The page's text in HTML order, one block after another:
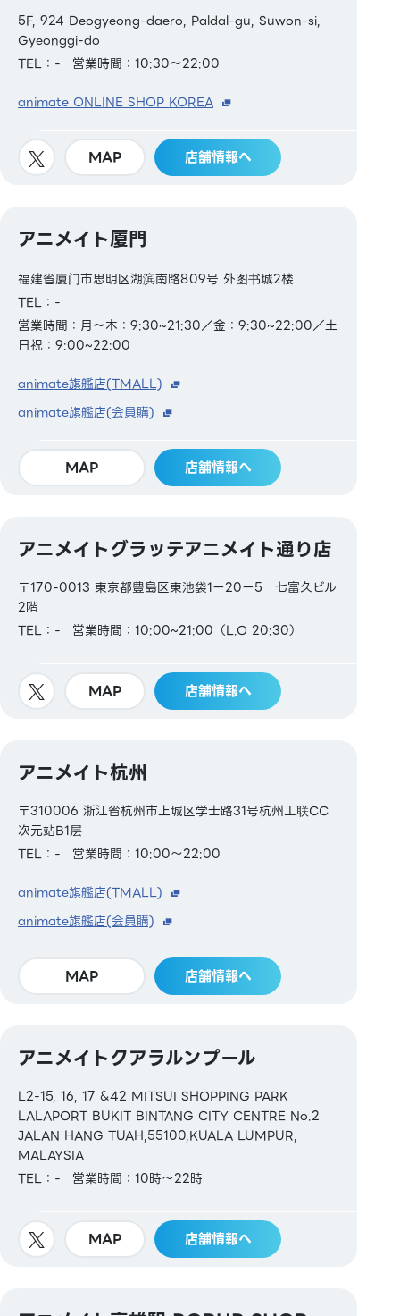
5F, 924 Deogyeong-daero, Paldal-gu, Suwon-si,
Gyeonggi-do
TEL：-
営業時間：10:30～22:00
animate ONLINE SHOP KOREA
MAP 店舗情報へ
アニメイト厦門
福建省厦门市思明区湖滨南路809号 外图书城2楼
TEL：-
営業時間：月～木：9:30~21:30／金：9:30~22:00／土
日祝：9:00~22:00
animate旗艦店(TMALL)
animate旗艦店(会員購)
MAP 店舗情報へ
アニメイトグラッテアニメイト通り店
〒170-0013 東京都豊島区東池袋1ー20ー5 七富久ビル
2階
TEL：-
営業時間：10:00~21:00（L.O 20:30）
MAP 店舗情報へ
アニメイト杭州
〒310006 浙江省杭州市上城区学士路31号杭州工联CC
次元站B1层
TEL：-
営業時間：10:00～22:00
animate旗艦店(TMALL)
animate旗艦店(会員購)
MAP 店舗情報へ
アニメイトクアラルンプール
L2-15, 16, 17 &42 MITSUI SHOPPING PARK
LALAPORT BUKIT BINTANG CITY CENTRE No.2
JALAN HANG TUAH,55100,KUALA LUMPUR,
MALAYSIA
TEL：-
営業時間：10時～22時
MAP 店舗情報へ